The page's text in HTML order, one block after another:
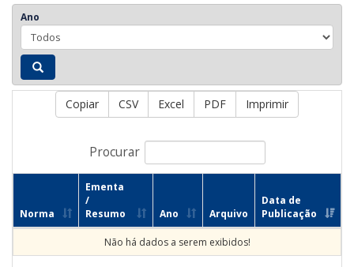
Ano
Copiar CSV Excel PDF Imprimir
Procurar
Norma
Ementa
/
Resumo
Ano Arquivo
Data de
Publicação
Não há dados a serem exibidos!